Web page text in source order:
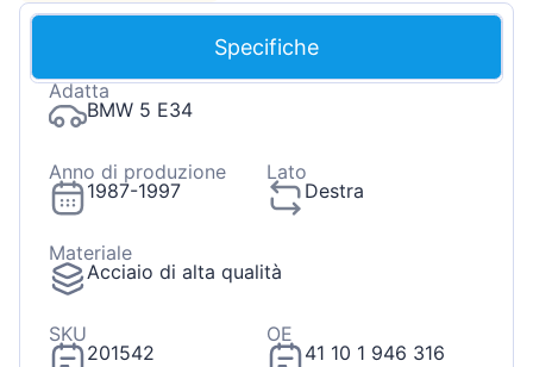
Specifiche
Adatta
BMW 5 E34
Anno di produzione
1987-1997
Lato
Destra
Materiale
Acciaio di alta qualità
SKU
201542
OE
41 10 1 946 316